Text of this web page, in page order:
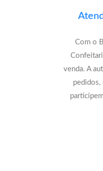
Com o
venda. A
pedidos,